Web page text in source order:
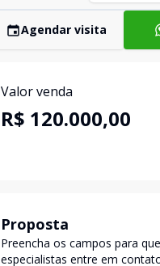
Agendar visita
Valor venda
R$ 120.000,00
Proposta
Preencha os campos para
especialistas entre em